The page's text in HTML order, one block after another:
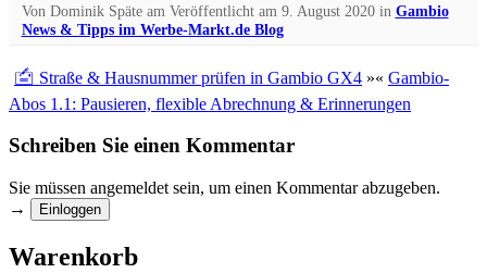
Von Dominik Späteam Veröffentlicht am 9. August 2020in Gambio
News & Tipps im Werbe-Markt.de Blog
🖆 Straße & Hausnummer prüfen in Gambio GX4 »« Gambio-
Abos 1.1: Pausieren, flexible Abrechnung & Erinnerungen
Schreiben Sie einen Kommentar
Sie müssen angemeldet sein, um einen Kommentar abzugeben.
→
Einloggen
Warenkorb